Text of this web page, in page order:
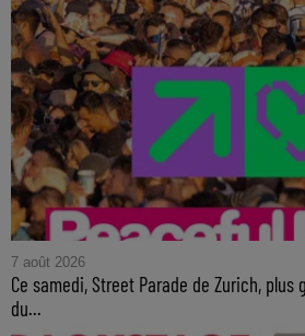
7 août 2026
Ce samedi, Street Parade de Zurich,
du...